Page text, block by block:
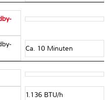
Ca. 10 Minuten
1.136 BTU/h